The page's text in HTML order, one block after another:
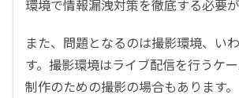
環境で情報漏洩対策を徹底する必要が
また、問題となるのは撮影環境、い
す。撮影環境はライブ配信を行うケ
制作のための撮影の場合もあります